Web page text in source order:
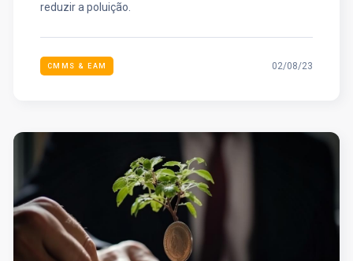
reduzir a poluição.
CMMS & EAM 02/08/23